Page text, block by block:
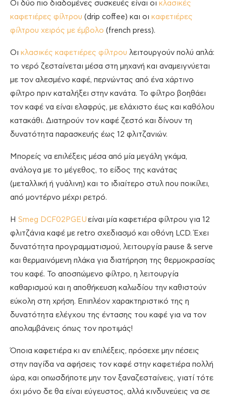
Οι δύο πιο διαδομένες συσκευές είναι οι κλασικές
καφετιέρες φίλτρου (drip coffee) και οι καφετιέρες
φίλτρου χειρός με έμβολο (french press).
Οι κλασικές καφετιέρες φίλτρου λειτουργούν πολύ απλά:
το νερό ζεσταίνεται μέσα στη μηχανή και αναμειγνύεται
με τον αλεσμένο καφέ, περνώντας από ένα χάρτινο
φίλτρο πριν καταλήξει στην κανάτα. Το φίλτρο βοηθάει
τον καφέ να είναι ελαφρύς, με ελάχιστο έως και καθόλου
κατακάθι. Διατηρούν τον καφέ ζεστό και δίνουν τη
δυνατότητα παρασκευής έως 12 φλιτζανιών.
Μπορείς να επιλέξεις μέσα από μία μεγάλη γκάμα,
ανάλογα με το μέγεθος, το είδος της κανάτας
(μεταλλική ή γυάλινη) και το ιδιαίτερο στυλ που ποικίλει,
από μοντέρνο μέχρι ρετρό.
Η Smeg DCF02PGEU είναι μία καφετιέρα φίλτρου για 12
φλιτζάνια καφέ με retro σχεδιασμό και οθόνη LCD. Έχει
δυνατότητα προγραμματισμού, λειτουργία pause & serve
και θερμαινόμενη πλάκα για διατήρηση της θερμοκρασίας
του καφέ. Το αποσπώμενο φίλτρο, η λειτουργία
καθαρισμού και η αποθήκευση καλωδίου την καθιστούν
εύκολη στη χρήση. Επιπλέον χαρακτηριστικό της η
δυνατότητα ελέγχου της έντασης του καφέ για να τον
απολαμβάνεις όπως τον προτιμάς!
Όποια καφετιέρα κι αν επιλέξεις, πρόσεχε μην πέσεις
στην παγίδα να αφήσεις τον καφέ στην καφετιέρα πολλή
ώρα, και οπωσδήποτε μην τον ξαναζεσταίνεις, γιατί τότε
όχι μόνο δε θα είναι εύγευστος, αλλά κινδυνεύεις να σε